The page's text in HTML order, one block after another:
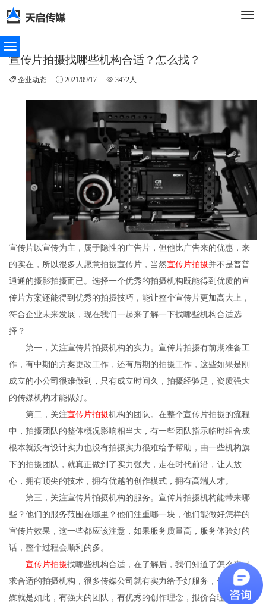
航
宣传片拍摄找哪些机构合适？怎么找？
企业动态 2021/09/17 3472人
宣传片以宣传为主，属于隐性的广告片，但他比广告来的优惠，来
的实在，所以很多人愿意拍摄宣传片，当然宣传片拍摄并不是普普
通通的摄影拍摄而已。选择一个优秀的拍摄机构既能得到优质的宣
传片方案还能得到优秀的拍摄技巧，能让整个宣传片更加高大上，
符合企业未来发展，现在我们一起来了解一下找哪些机构合适选
择？
第一，关注宣传片拍摄机构的实力。宣传片拍摄有前期准备工
作，有中期的方案更改工作，还有后期的拍摄工作，这些如果是刚
成立的小公司很难做到，只有成立时间久，拍摄经验足，资质强大
的传媒机构才能做好。
第二，关注宣传片拍摄机构的团队。在整个宣传片拍摄的流程
中，拍摄团队的整体概况影响相当大，有一些团队指示临时组合成
根本就没有设计实力也没有拍摄实力很难给予帮助，由一些机构旗
下的拍摄团队，就真正做到了实力强大，走在时代前沿，让人放
心，拥有顶尖的技术，拥有优越的创作模式，拥有高端人才。
第三，关注宣传片拍摄机构的服务。宣传片拍摄机构能带来哪
些？他们的服务范围在哪里？他们注重哪一块，他们能做好怎样的
宣传片效果，这一些都应该注意，如果服务质量高，服务体验好的
话，整个过程会顺利的多。
宣传片拍摄找哪些机构合适，在了解后，我们知道了怎么来寻
求合适的拍摄机构，很多传媒公司就有实力给予好服务，像天启传
媒就是如此，有强大的团队，有优秀的创作理念，报价合理，可以